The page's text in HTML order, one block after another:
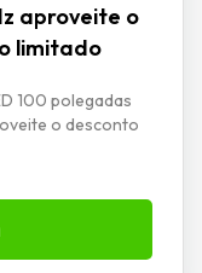
aproveite o
limitado
100 polegadas
o desconto